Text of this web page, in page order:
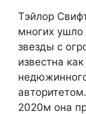
Тэйлор
многих ушло
звезды с
известна
2020м она